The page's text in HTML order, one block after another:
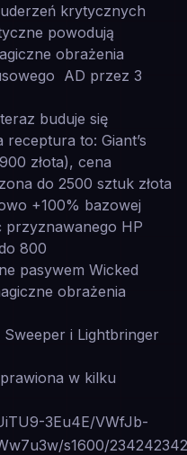
krytycznych
powodują
obrażenia
AD przez 3
buduje się
receptura to: Giant’s
złota), cena
do 2500 sztuk złota
+100% bazowej
przyznawanego HP
800
pasywem Wicked
obrażenia
Sweeper i Lightbringer
w kilku
3Eu4E/VWfJb-
s1600/